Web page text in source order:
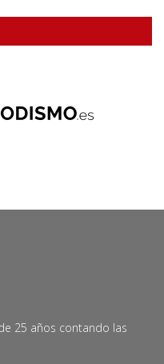
25 años contando las